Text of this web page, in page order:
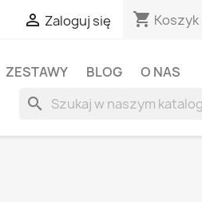
 Zaloguj się shopping_cart Koszyk
ZESTAWY BLOG O NAS
search